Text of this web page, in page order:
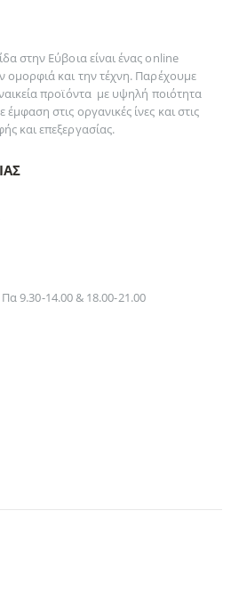
στην Εύβοια είναι ένας online
ομορφιά και τηντέχνη. Παρέχουμε
προϊόντα με υψηλή ποιότητα
στις οργανικές ίνες και στις
και επεξεργασίας.
9.30-14.00 & 18.00-21.00